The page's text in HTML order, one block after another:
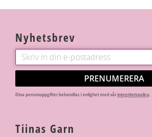
Nyhetsbrev
PRENUMERERA
Dina personuppgifter behandlas i enlighet med vårintegritetspolicy.
Tiinas Garn